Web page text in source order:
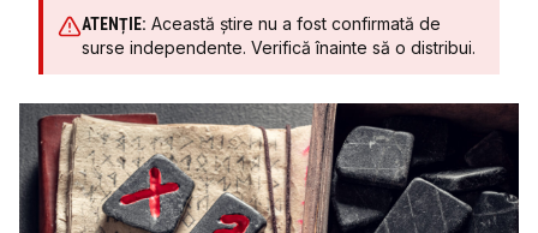
ATENȚIE: Această știre nu a fost confirmată de
surse independente. Verifică înainte să o distribui.